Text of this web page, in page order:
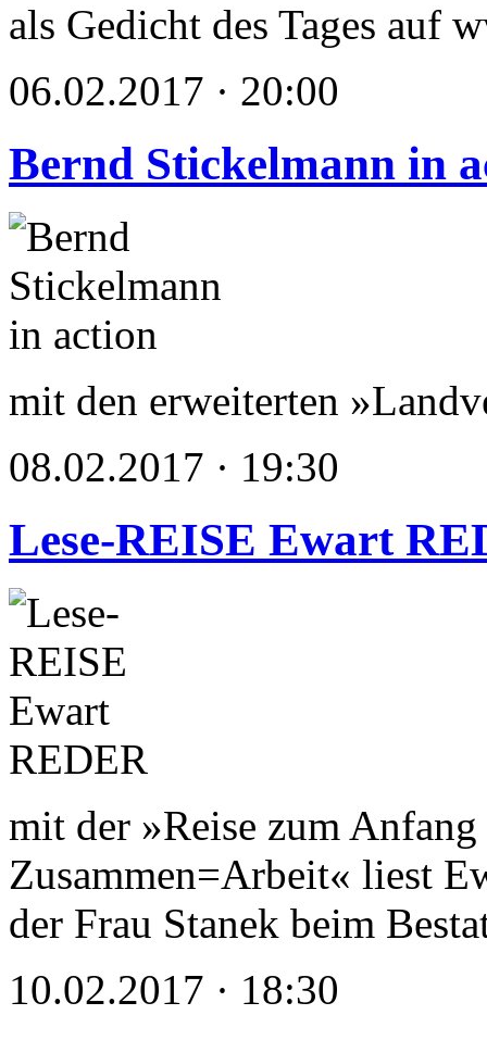
als Gedicht des Tages auf
06.02.2017 · 20:00
Bernd Stickelmann in
mit den erweiterten
08.02.2017 · 19:30
Lese-REISE Ewart
mit der »Reise zum
Zusammen=Arbeit« liest
der Frau Stanek beim
10.02.2017 · 18:30